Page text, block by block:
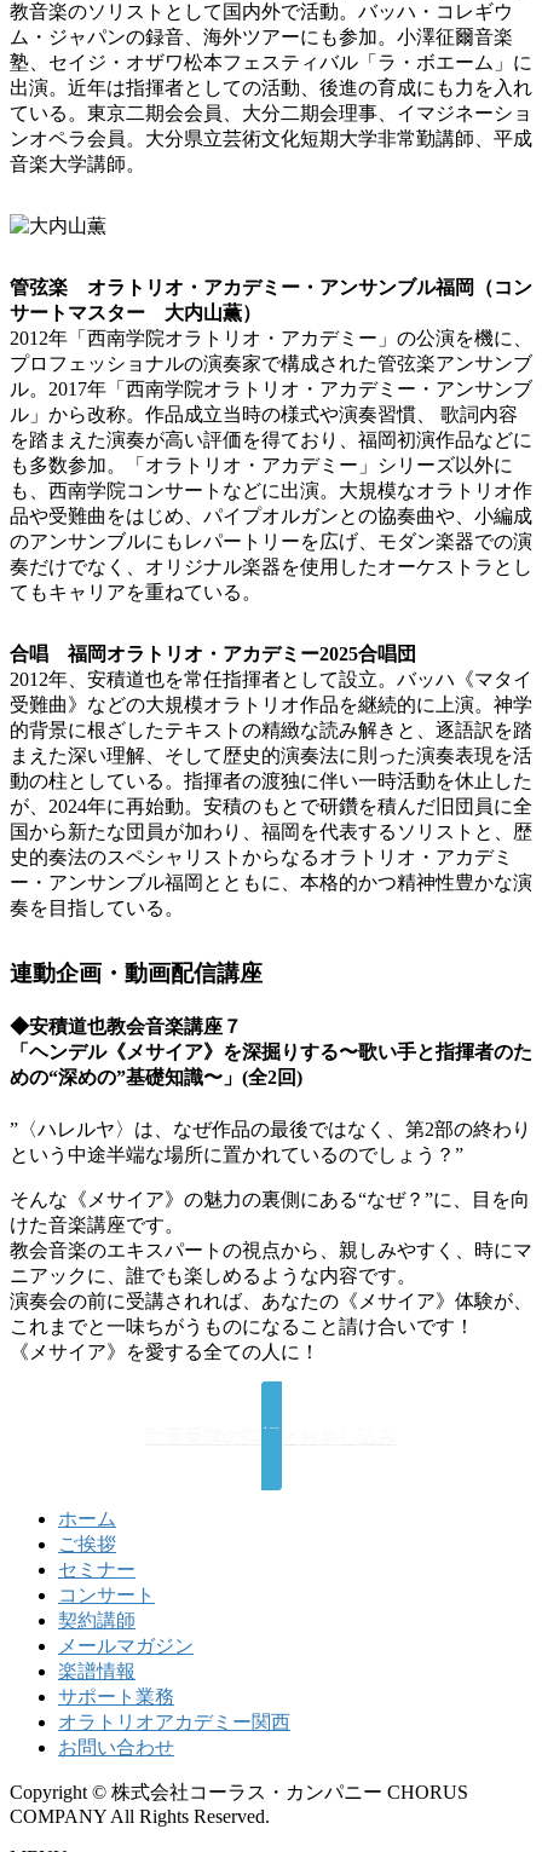
教音楽のソリストとして国内外で活動。バッハ・コレギウ
ム・ジャパンの録音、海外ツアーにも参加。小澤征爾音楽
塾、セイジ・オザワ松本フェスティバル「ラ・ボエーム」に
出演。近年は指揮者としての活動、後進の育成にも力を入れ
ている。東京二期会会員、大分二期会理事、イマジネーショ
ンオペラ会員。大分県立芸術文化短期大学非常勤講師、平成
音楽大学講師。
管弦楽 オラトリオ・アカデミー・アンサンブル福岡（コン
サートマスター 大内山薫）
2012年「西南学院オラトリオ・アカデミー」の公演を機に、
プロフェッショナルの演奏家で構成された管弦楽アンサンブ
ル。2017年「西南学院オラトリオ・アカデミー・アンサンブ
ル」から改称。作品成立当時の様式や演奏習慣、 歌詞内容
を踏まえた演奏が高い評価を得ており、福岡初演作品などに
も多数参加。「オラトリオ・アカデミー」シリーズ以外に
も、西南学院コンサートなどに出演。大規模なオラトリオ作
品や受難曲をはじめ、パイプオルガンとの協奏曲や、小編成
のアンサンブルにもレパートリーを広げ、モダン楽器での演
奏だけでなく、オリジナル楽器を使用したオーケストラとし
てもキャリアを重ねている。
合唱 福岡オラトリオ・アカデミー2025合唱団
2012年、安積道也を常任指揮者として設立。バッハ《マタイ
受難曲》などの大規模オラトリオ作品を継続的に上演。神学
的背景に根ざしたテキストの精緻な読み解きと、逐語訳を踏
まえた深い理解、そして歴史的演奏法に則った演奏表現を活
動の柱としている。指揮者の渡独に伴い一時活動を休止した
が、2024年に再始動。安積のもとで研鑽を積んだ旧団員に全
国から新たな団員が加わり、福岡を代表するソリストと、歴
史的奏法のスペシャリストからなるオラトリオ・アカデミ
ー・アンサンブル福岡とともに、本格的かつ精神性豊かな演
奏を目指している。
連動企画・動画配信講座
◆安積道也教会音楽講座７
「ヘンデル《メサイア》を深掘りする〜歌い手と指揮者のた
めの“深めの”基礎知識〜」(全2回)
”〈ハレルヤ〉は、なぜ作品の最後ではなく、第2部の終わり
という中途半端な場所に置かれているのでしょう？”
そんな《メサイア》の魅力の裏側にある“なぜ？”に、目を向
けた音楽講座です。
教会音楽のエキスパートの視点から、親しみやすく、時にマ
ニアックに、誰でも楽しめるような内容です。
演奏会の前に受講されれば、あなたの《メサイア》体験が、
これまでと一味ちがうものになること請け合いです！
《メサイア》を愛する全ての人に！
動画受講の詳細とお申し込み
ホーム
ご挨拶
セミナー
コンサート
契約講師
メールマガジン
楽譜情報
サポート業務
オラトリオアカデミー関西
お問い合わせ
Copyright © 株式会社コーラス・カンパニー CHORUS
COMPANY All Rights Reserved.